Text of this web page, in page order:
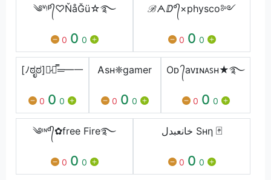
༄ᵛᵎᵖ᭄♡ŇåĞü☆࿐
0 0 0
ℬᗅⅅ°᭄×physco༻
0 0 0
[ﾉಠೃಠ]︻̷┻̿═━一
0 0 0
Ꭺsʜ❈gamer
0 0 0
Oᴅ ᭄aᴠɪɴᴀꜱʜ★࿐
0 0 0
༄ᶦᶰᵈ᭄✿free Fire࿐
0 0 0
‎خانعبدل Sнη 🃏
0 0 0